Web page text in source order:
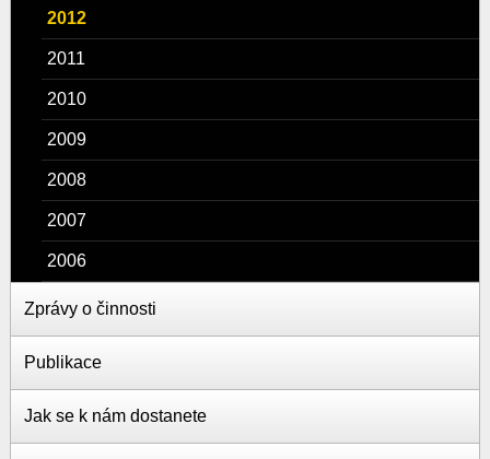
2012
2011
2010
2009
2008
2007
2006
Zprávy o činnosti
Publikace
Jak se k nám dostanete